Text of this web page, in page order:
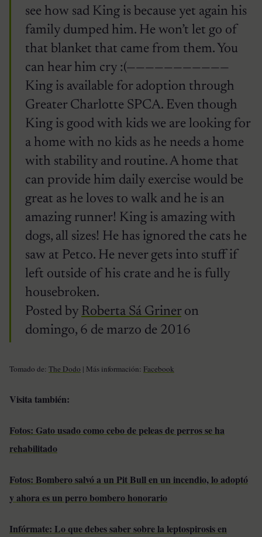
see how sad King is because yet again his
family dumped him. He won’t let go of
that blanket that came from them. You
can hear him cry :(———————————
King is available for adoption through
Greater Charlotte SPCA. Even though
King is good with kids we are looking for
a home with no kids as he needs a home
with stability and routine. A home that
can provide him daily exercise would be
great as he loves to walk and he is an
amazing runner! King is amazing with
dogs, all sizes! He has ignored the cats he
saw at Petco. He never gets into stuff if
left outside of his crate and he is fully
housebroken.
Posted by Roberta Sá Grineron
domingo, 6 de marzo de 2016
Tomado de: The Dodo | Más información: Facebook
Visita también:
Fotos: Gato usado como cebo de peleas de perros se ha
rehabilitado
Fotos: Bombero salvó a un Pit Bull en un incendio, lo adoptó
y ahora es un perro bombero honorario
Infórmate: Lo que debes saber sobre la leptospirosis en